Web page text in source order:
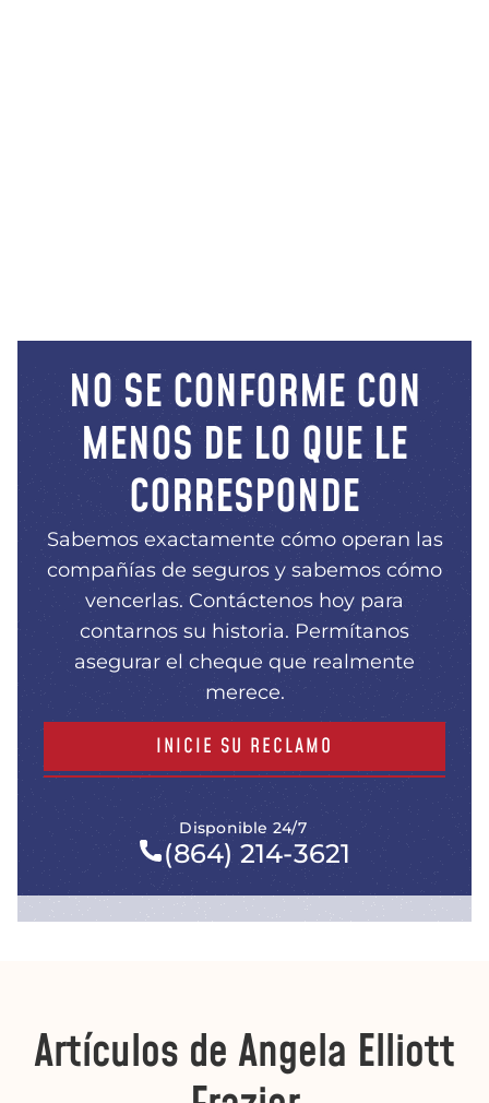
NO SE CONFORME CON
MENOS DE LO QUE LE
CORRESPONDE
Sabemos exactamente cómo operan las
compañías de seguros y sabemos cómo
vencerlas. Contáctenos hoy para
contarnos su historia. Permítanos
asegurar el cheque que realmente
merece.
INICIE SU RECLAMO
Disponible 24/7
(864) 214-3621
Artículos de Angela Elliott